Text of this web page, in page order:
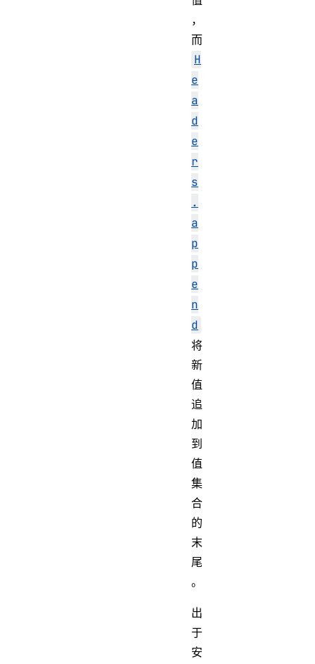
，
而
H
e
a
d
e
r
s
.
a
p
p
e
n
d
将
新
值
追
加
到
值
集
合
的
末
尾
。
出
于
安